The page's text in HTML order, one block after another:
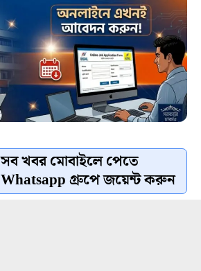
সব খবর মোবাইলে পেতে
Whatsapp গ্রুপে জয়েন্ট করুন